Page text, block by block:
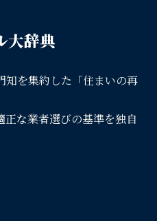
大辞典
知を集約した「住まいの再
正な業者選びの基準を独自